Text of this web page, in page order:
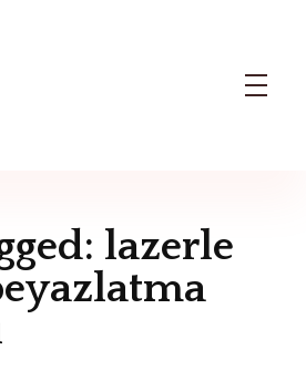
lazerle